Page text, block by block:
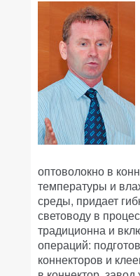
оптоволокно в
температуры и
среды, придает
световоду в
традиционна и
операций:
коннекторов и